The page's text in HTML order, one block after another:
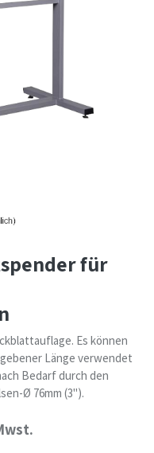
für
Es können
Länge verwendet
Bedarf durch den
Ø 76mm (3").